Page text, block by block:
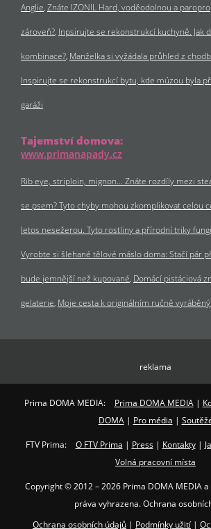
Anglie Znáte IZONIL Hard, voděodolnou a
zároveň? Inpsirujte se rekonstrukcí kuchyně. Jak
kombinace? Manželka si vyžádala průhled z
Inspirujte se rekonstrukcí bytu, kde múzou byla
garáži
Tajemství domova:
www.primanapady.cz
Rib eye, striploin, mignon… Znáte rozdíly mezi
se psem? Tyto chyby mohou zkomplikovat celou
letos nesežerou. Tyto rostliny a přírodní triky
Vyrobte si šlehané tělové máslo doma: Stačí pár
bude jemnější než kupované Domácí pistáciová
gelaterie Moje cesta k originálním ručně
reklama
Prima DOMA MEDIA: Prima DOMA MEDIA|
DOMA| Pro média |
FTV Prima: O FTV Prima | Press| Kontakty|
Volná pracovní místa
Copyright © 2012 – 2026 Prima DOMA MEDIA a
práva vyhrazena. Ochrana
Ochrana osobních údajů | Podmínky užití |